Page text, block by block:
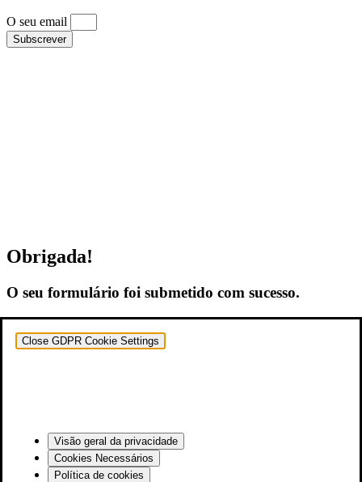
O seu email
Subscrever
Obrigada!
O seu formulário foi submetido com sucesso.
Close GDPR Cookie Settings
Visão geral da privacidade
Cookies Necessários
Política de cookies